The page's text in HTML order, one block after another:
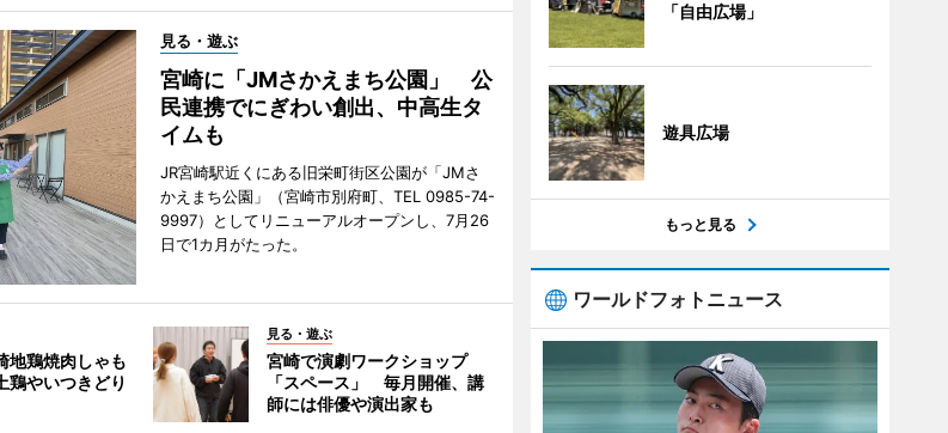
見る・遊ぶ
宮崎に「JMさかえまち公園」 公
民連携でにぎわい創出、中高生タ
イムも
JR宮崎駅近くにある旧栄町街区公園が「JMさ
かえまち公園」（宮崎市別府町、TEL 0985-74-
9997）としてリニューアルオープンし、7月26
日で1カ月がたった。
地鶏焼肉しゃも
やいつきどり
見る・遊ぶ
宮崎で演劇ワークショップ
「スペース」 毎月開催、講
師には俳優や演出家も
「自由広場」
遊具広場
もっと見る
ワールドフォトニュース